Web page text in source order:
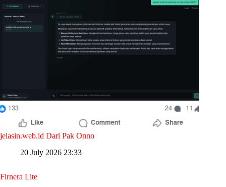
jelasin.web.id Dari Pak Onno
20 July 2026 23:33
Firnera Lite